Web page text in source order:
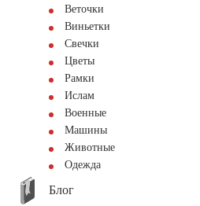
Веточки
Виньетки
Свечки
Цветы
Рамки
Ислам
Военные
Машины
Животные
Одежда
Блог